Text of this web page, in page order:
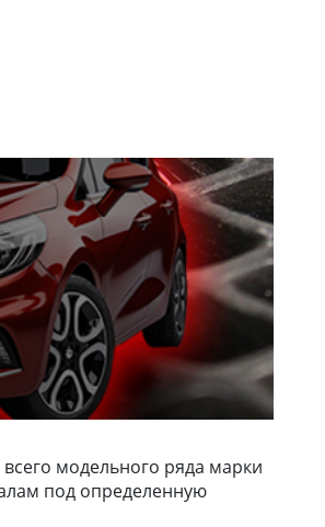
модельного ряда марки
под определенную